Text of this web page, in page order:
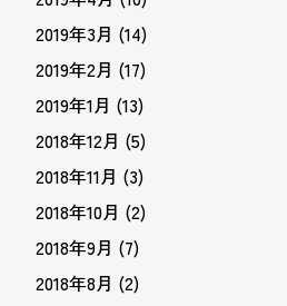
2019年3月 (14)
2019年2月 (17)
2019年1月 (13)
2018年12月 (5)
2018年11月 (3)
2018年10月 (2)
2018年9月 (7)
2018年8月 (2)